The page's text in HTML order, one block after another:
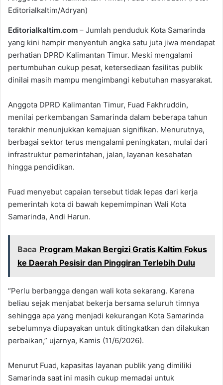
Editorialkaltim/Adryan)
Editorialkaltim.com – Jumlah penduduk Kota Samarinda
yang kini hampir menyentuh angka satu juta jiwa mendapat
perhatian DPRD Kalimantan Timur. Meski mengalami
pertumbuhan cukup pesat, ketersediaan fasilitas publik
dinilai masih mampu mengimbangi kebutuhan masyarakat.
Anggota DPRD Kalimantan Timur, Fuad Fakhruddin,
menilai perkembangan Samarinda dalam beberapa tahun
terakhir menunjukkan kemajuan signifikan. Menurutnya,
berbagai sektor terus mengalami peningkatan, mulai dari
infrastruktur pemerintahan, jalan, layanan kesehatan
hingga pendidikan.
Fuad menyebut capaian tersebut tidak lepas dari kerja
pemerintah kota di bawah kepemimpinan Wali Kota
Samarinda, Andi Harun.
Baca Program Makan Bergizi Gratis Kaltim Fokus
ke Daerah Pesisir dan Pinggiran Terlebih Dulu
“Perlu berbangga dengan wali kota sekarang. Karena
beliau sejak menjabat bekerja bersama seluruh timnya
sehingga apa yang menjadi kekurangan Kota Samarinda
sebelumnya diupayakan untuk ditingkatkan dan dilakukan
perbaikan,” ujarnya, Kamis (11/6/2026).
Menurut Fuad, kapasitas layanan publik yang dimiliki
Samarinda saat ini masih cukup memadai untuk